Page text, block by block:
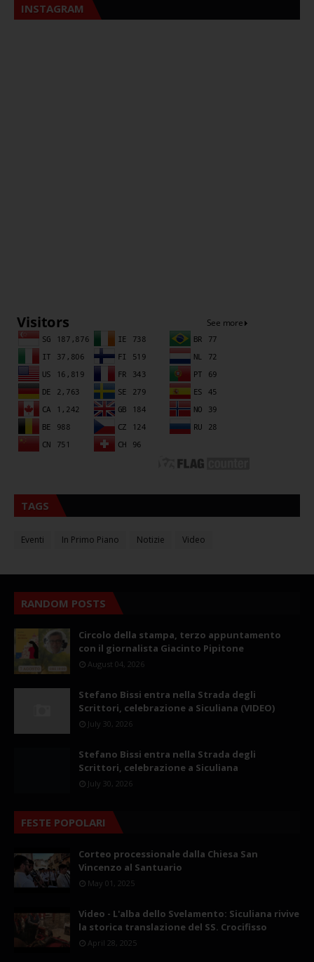
INSTAGRAM
TAGS
Eventi In Primo Piano Notizie Video
RANDOM POSTS
Circolo della stampa, terzo appuntamento
con il giornalista Giacinto Pipitone
August 04, 2026
Stefano Bissi entra nella Strada degli
Scrittori, celebrazione a Siculiana (VIDEO)
July 30, 2026
Stefano Bissi entra nella Strada degli
Scrittori, celebrazione a Siculiana
July 30, 2026
FESTE POPOLARI
Corteo processionale dalla Chiesa San
Vincenzo al Santuario
May 01, 2025
Video - L'alba dello Svelamento: Siculiana rivive
la storica translazione del SS. Crocifisso
April 28, 2025